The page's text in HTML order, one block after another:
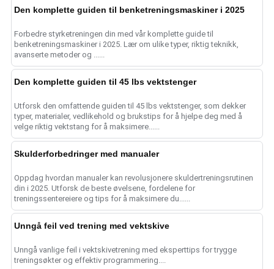
Den komplette guiden til benketreningsmaskiner i 2025
Forbedre styrketreningen din med vår komplette guide til
benketreningsmaskiner i 2025. Lær om ulike typer, riktig teknikk,
avanserte metoder og ......
Den komplette guiden til 45 lbs vektstenger
Utforsk den omfattende guiden til 45 lbs vektstenger, som dekker
typer, materialer, vedlikehold og brukstips for å hjelpe deg med å
velge riktig vektstang for å maksimere......
Skulderforbedringer med manualer
Oppdag hvordan manualer kan revolusjonere skuldertreningsrutinen
din i 2025. Utforsk de beste øvelsene, fordelene for
treningssentereiere og tips for å maksimere du......
Unngå feil ved trening med vektskive
Unngå vanlige feil i vektskivetrening med eksperttips for trygge
treningsøkter og effektiv programmering....